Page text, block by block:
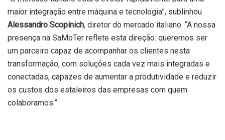
maior integração entre máquina e tecnologia”, sublinhou
Alessandro Scopinich, diretor do mercado italiano. “A nossa
presença na SaMoTer reflete esta direção: queremos ser
um parceiro capaz de acompanhar os clientes nesta
transformação, com soluções cada vez mais integradas e
conectadas, capazes de aumentar a produtividade e reduzir
os custos dos estaleiros das empresas com quem
colaboramos.”